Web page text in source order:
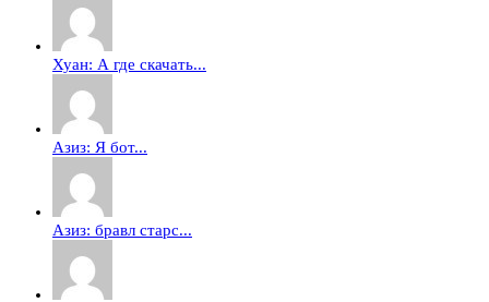
Хуан: А где скачать...
Азиз: Я бот...
Азиз: бравл старс...